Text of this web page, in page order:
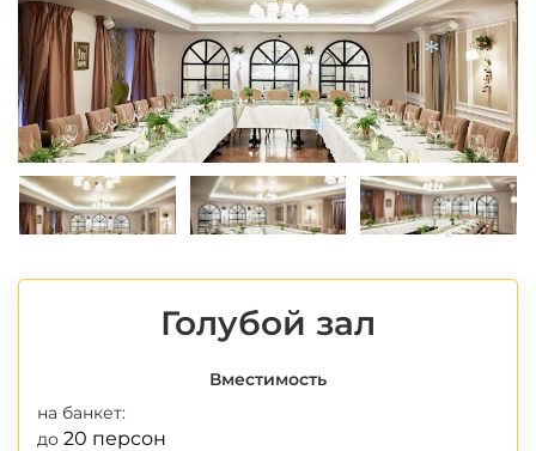
Голубой зал
Вместимость
на банкет:
до 20 персон
*
*